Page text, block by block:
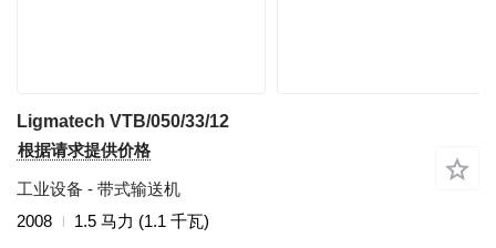
Ligmatech VTB/050/33/12
根据请求提供价格
工业设备 - 带式输送机
2008
1.5 马力 (1.1 千瓦)